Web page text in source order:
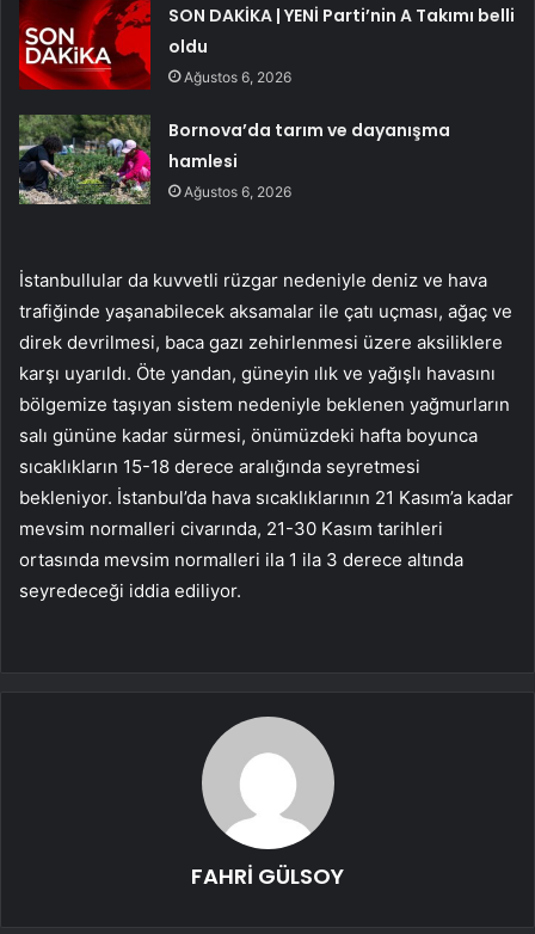
SON DAKİKA | YENİ Parti’nin A Takımı belli
oldu
Ağustos 6, 2026
Bornova’da tarım ve dayanışma
hamlesi
Ağustos 6, 2026
İstanbullular da kuvvetli rüzgar nedeniyle deniz ve hava
trafiğinde yaşanabilecek aksamalar ile çatı uçması, ağaç ve
direk devrilmesi, baca gazı zehirlenmesi üzere aksiliklere
karşı uyarıldı. Öte yandan, güneyin ılık ve yağışlı havasını
bölgemize taşıyan sistem nedeniyle beklenen yağmurların
salı gününe kadar sürmesi, önümüzdeki hafta boyunca
sıcaklıkların 15-18 derece aralığında seyretmesi
bekleniyor. İstanbul’da hava sıcaklıklarının 21 Kasım’a kadar
mevsim normalleri civarında, 21-30 Kasım tarihleri
ortasında mevsim normalleri ila 1 ila 3 derece altında
seyredeceği iddia ediliyor.
FAHRİ GÜLSOY